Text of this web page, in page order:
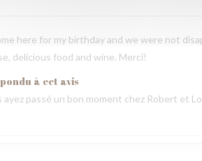
here for my birthday and we were not
delicious food and wine. Merci!
à cet avis
ayez passé un bon moment chez Robert et